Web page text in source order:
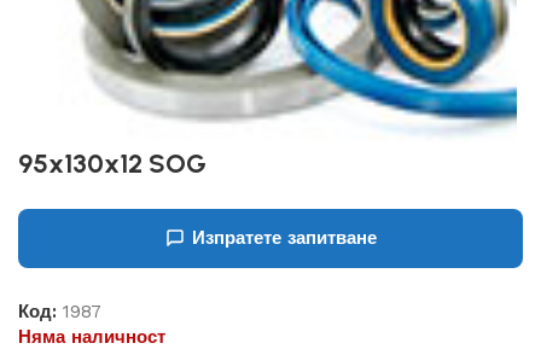
95x130x12 SOG
Изпратете запитване
Код:1987
Няма наличност